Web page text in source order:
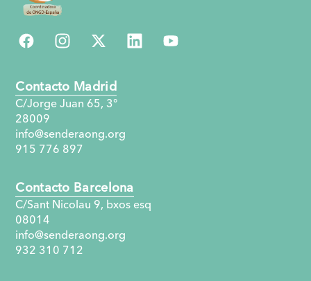
Contacto Madrid
C/Jorge Juan 65, 3°
28009
info@senderaong.org
915 776 897
Contacto Barcelona
C/Sant Nicolau 9, bxos esq
08014
info@senderaong.org
932 310 712